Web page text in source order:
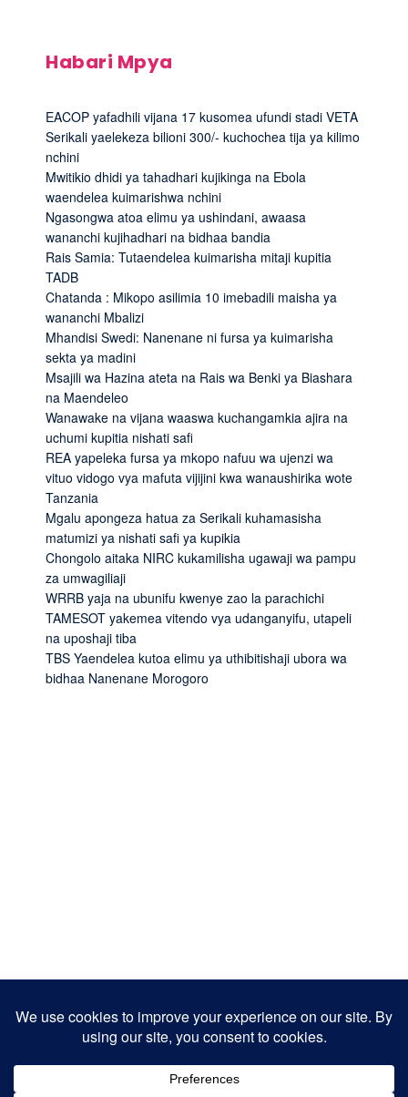
Habari Mpya
EACOP yafadhili vijana 17 kusomea ufundi stadi VETA
Serikali yaelekeza bilioni 300/- kuchochea tija ya kilimo
nchini
Mwitikio dhidi ya tahadhari kujikinga na Ebola
waendelea kuimarishwa nchini
Ngasongwa atoa elimu ya ushindani, awaasa
wananchi kujihadhari na bidhaa bandia
Rais Samia: Tutaendelea kuimarisha mitaji kupitia
TADB
Chatanda : Mikopo asilimia 10 imebadili maisha ya
wananchi Mbalizi
Mhandisi Swedi: Nanenane ni fursa ya kuimarisha
sekta ya madini
Msajili wa Hazina ateta na Rais wa Benki ya Biashara
na Maendeleo
Wanawake na vijana waaswa kuchangamkia ajira na
uchumi kupitia nishati safi
REA yapeleka fursa ya mkopo nafuu wa ujenzi wa
vituo vidogo vya mafuta vijijini kwa wanaushirika wote
Tanzania
Mgalu apongeza hatua za Serikali kuhamasisha
matumizi ya nishati safi ya kupikia
Chongolo aitaka NIRC kukamilisha ugawaji wa pampu
za umwagiliaji
WRRB yaja na ubunifu kwenye zao la parachichi
TAMESOT yakemea vitendo vya udanganyifu, utapeli
na uposhaji tiba
TBS Yaendelea kutoa elimu ya uthibitishaji ubora wa
bidhaa Nanenane Morogoro